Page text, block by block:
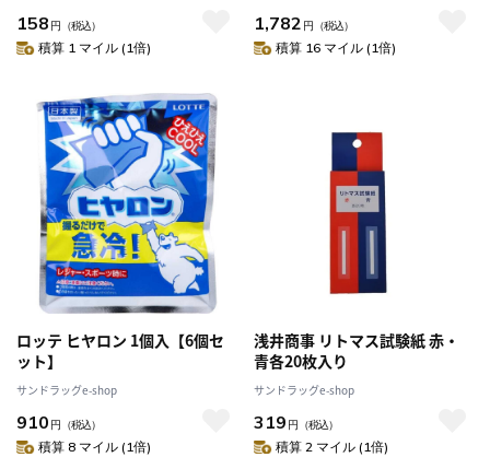
158 円 （税込）
積算 1 マイル (1倍)
1,782 円 （税込）
積算 16 マイル (1倍)
ロッテ ヒヤロン 1個入【6個セ
ット】
サンドラッグe-shop
910 円 （税込）
積算 8 マイル (1倍)
浅井商事 リトマス試験紙 赤・
青各20枚入り
サンドラッグe-shop
319 円 （税込）
積算 2 マイル (1倍)